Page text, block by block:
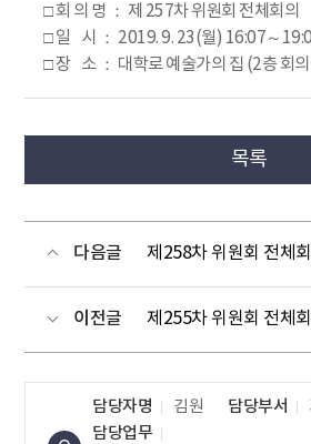
□ 회 의 명 ： 제 257차 위원회 전체회의
□ 일 시 ： 2019. 9. 23(월) 16:07～
□ 장 소 ： 대학로 예술가의 집 (2층 회
목록
다음글 제258차 위원회 전체
이전글 제255차 위원회 전체
담당자명 김원 담당부서
담당업무